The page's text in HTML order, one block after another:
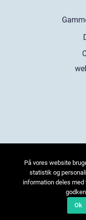
På vores website
statistik og
information deles
Ok